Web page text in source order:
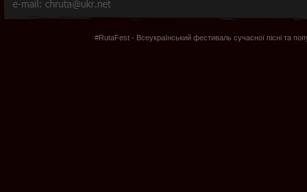
#RutaFest - Всеукраїнський фестиваль сучасної пісні та